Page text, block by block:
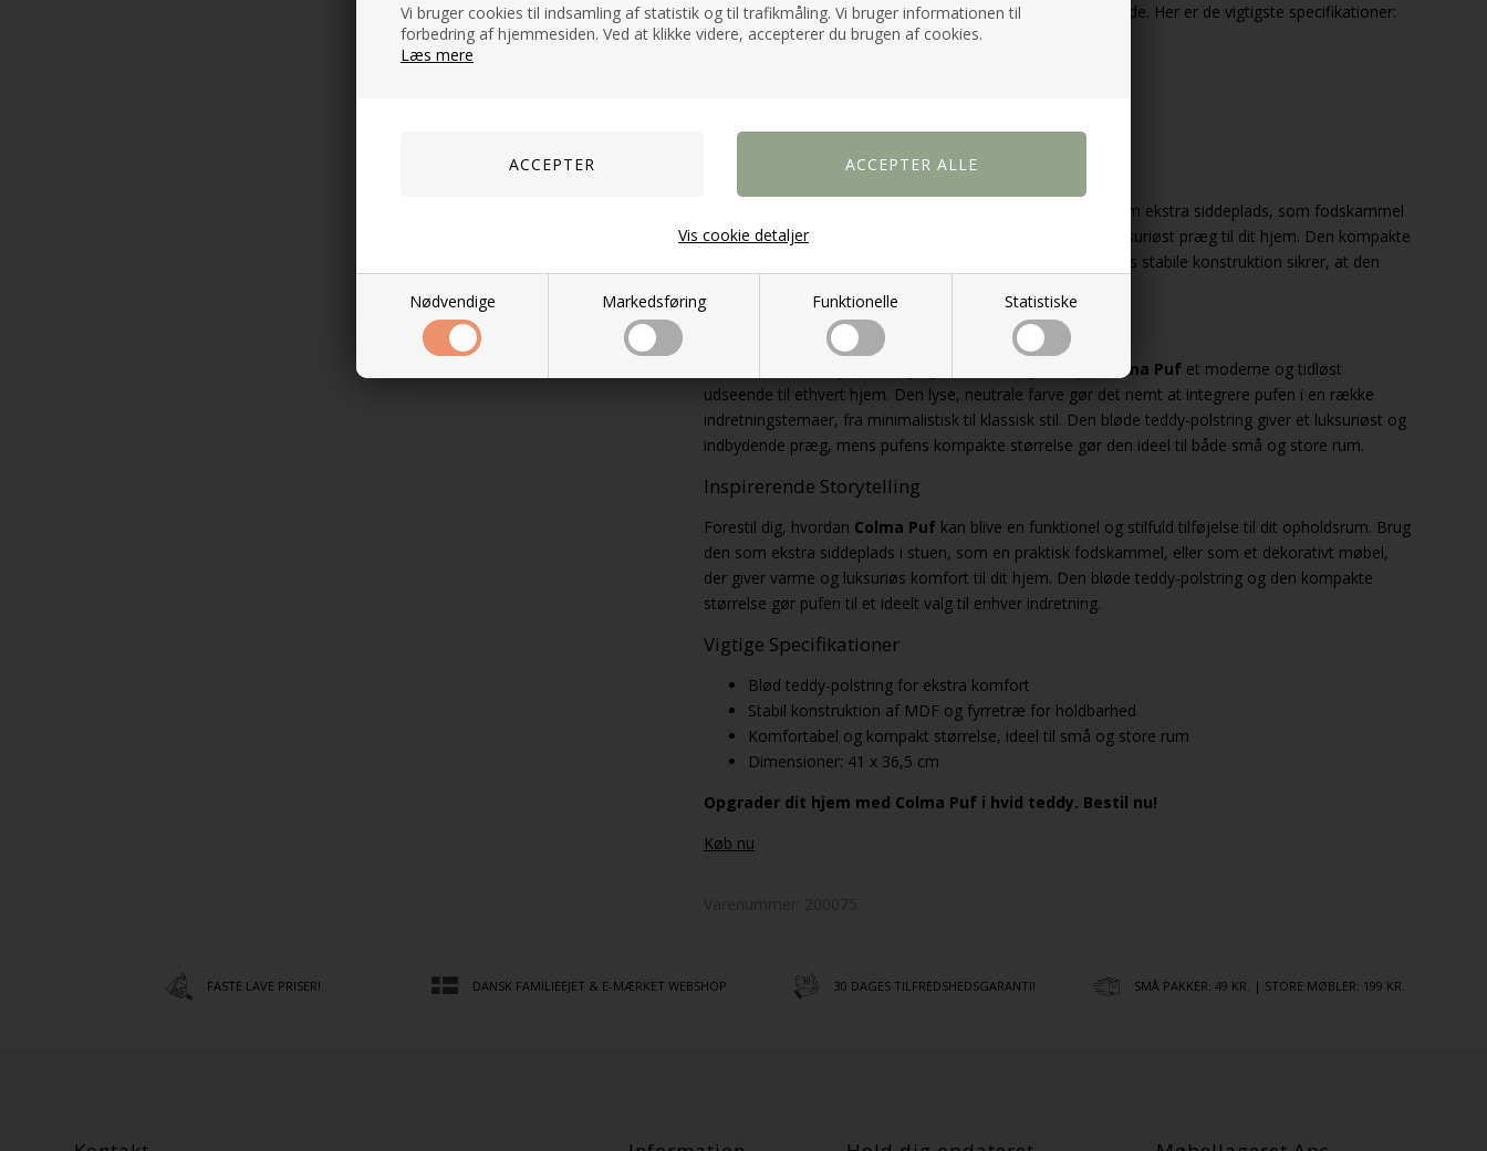
Vi bruger cookies til indsamling af statistik og til trafikmåling. Vi bruger informationen til
forbedring af hjemmesiden. Ved at klikke videre, accepterer du brugen af cookies.
Læs mere
Nødvendige Markedsføring Funktionelle Statistiske
Vis cookie detaljer
komfort, mens polyesterstoffet tilføjer et luksuriøst udseende. Her er de vigtigste specifikationer:
Dimensioner:41 x 36,5 cm
tilbyder både komfort og funktion. Brug den som ekstra siddeplads, som fodskammel
ved sofaen eller som et dekorativt element, der giver et luksuriøst præg til dit hjem. Den kompakte
størrelse gør pufen nem at placere i forskellige rum, og dens stabile konstruktion sikrer, at den
Colma Pufet moderne og tidløst
udseende til ethvert hjem. Den lyse, neutrale farve gør det nemt at integrere pufen i en række
indretningstemaer, fra minimalistisk til klassisk stil. Den bløde teddy-polstring giver et luksuriøst og
indbydende præg, mens pufens kompakte størrelse gør den ideel til både små og store rum.
Inspirerende Storytelling
Forestil dig, hvordan Colma Pufkan blive en funktionel og stilfuld tilføjelse til dit opholdsrum. Brug
den som ekstra siddeplads i stuen, som en praktisk fodskammel, eller som et dekorativt møbel,
der giver varme og luksuriøs komfort til dit hjem. Den bløde teddy-polstring og den kompakte
størrelse gør pufen til et ideelt valg til enhver indretning.
Vigtige Specifikationer
Blød teddy-polstring for ekstra komfort
Stabil konstruktion af MDF og fyrretræ for holdbarhed
Komfortabel og kompakt størrelse, ideel til små og store rum
Dimensioner: 41 x 36,5 cm
Opgrader dit hjem med Colma Puf i hvid teddy. Bestil nu!
Køb nu
FASTE LAVE PRISER! DANSK FAMILIEEJET & E-MÆRKET WEBSHOP 30 DAGES TILFREDSHEDSGARANTI! SMÅ PAKKER: 49 KR. | STORE MØBLER: 199 KR.